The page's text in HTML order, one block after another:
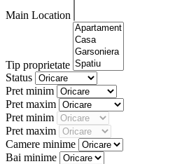
Main Location
Tip proprietate
Status
Pret minim
Pret maxim
Pret minim
Pret maxim
Camere minime
Bai minime